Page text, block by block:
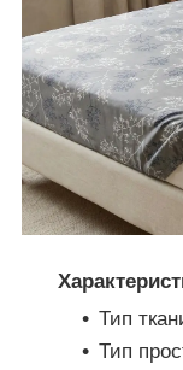
Тип
Тип